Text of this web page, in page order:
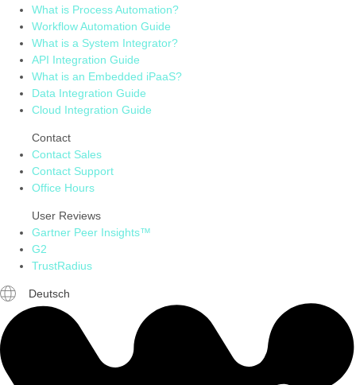
What is Process Automation?
Workflow Automation Guide
What is a System Integrator?
API Integration Guide
What is an Embedded iPaaS?
Data Integration Guide
Cloud Integration Guide
Contact
Contact Sales
Contact Support
Office Hours
User Reviews
Gartner Peer Insights™
G2
TrustRadius
Deutsch